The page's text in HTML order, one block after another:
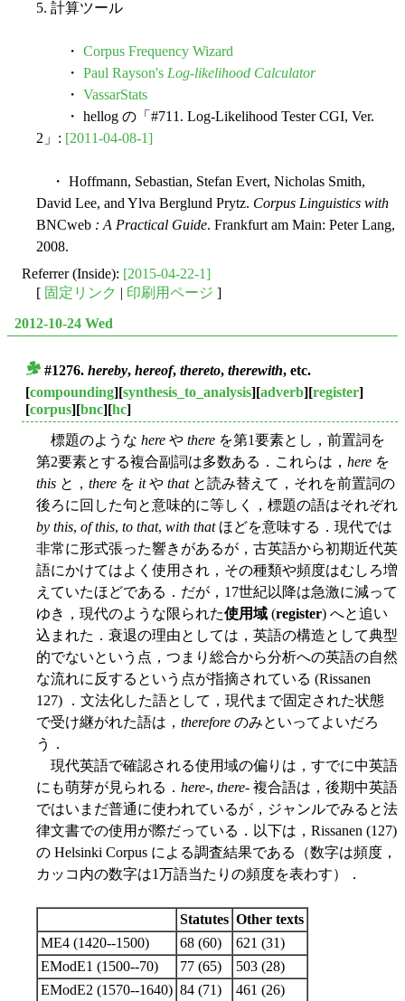
5. 計算ツール
・ Corpus Frequency Wizard
・ Paul Rayson's Log-likelihood Calculator
・ VassarStats
・ hellog の「#711. Log-Likelihood Tester CGI, Ver.
2」: [2011-04-08-1]
・ Hoffmann, Sebastian, Stefan Evert, Nicholas Smith,
David Lee, and Ylva Berglund Prytz. Corpus Linguistics with
BNCweb : A Practical Guide. Frankfurt am Main: Peter Lang,
2008.
Referrer (Inside): [2015-04-22-1]
[ 固定リンク | 印刷用ページ ]
2012-10-24 Wed
#1276. hereby, hereof, thereto, therewith, etc.
[compounding][synthesis_to_analysis][adverb][register]
[corpus][bnc][hc]
標題のような here や there を第1要素とし，前置詞を
第2要素とする複合副詞は多数ある．これらは， here を
this と， there を itや thatと読み替えて，それを前置詞の
後ろに回した句と意味的に等しく，標題の語はそれぞれ
by this, of this, to that, with thatほどを意味する．現代では
非常に形式張った響きがあるが，古英語から初期近代英
語にかけてはよく使用され，その種類や頻度はむしろ増
えていたほどである．だが，17世紀以降は急激に減って
ゆき，現代のような限られた使用域 (register) へと追い
込まれた．衰退の理由としては，英語の構造として典型
的でないという点，つまり総合から分析への英語の自然
な流れに反するという点が指摘されている (Rissanen
127) ．文法化した語として，現代まで固定された状態
で受け継がれた語は， therefore のみといってよいだろ
う．
現代英語で確認される使用域の偏りは，すでに中英語
にも萌芽が見られる． here-, there- 複合語は，後期中英語
ではいまだ普通に使われているが，ジャンルでみると法
律文書での使用が際だっている．以下は，Rissanen (127)
の Helsinki Corpus による調査結果である（数字は頻度，
カッコ内の数字は1万語当たりの頻度を表わす）．
Statutes Other texts
ME4 (1420--1500)
68 (60)
621 (31)
EModE1 (1500--70)
77 (65)
503 (28)
EModE2 (1570--1640) 84 (71)
461 (26)